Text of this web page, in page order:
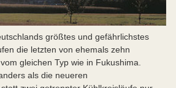
größtes und gefährlichstes
die letzten von ehemals zehn
gleichen Typ wie in Fukushima.
als die neueren